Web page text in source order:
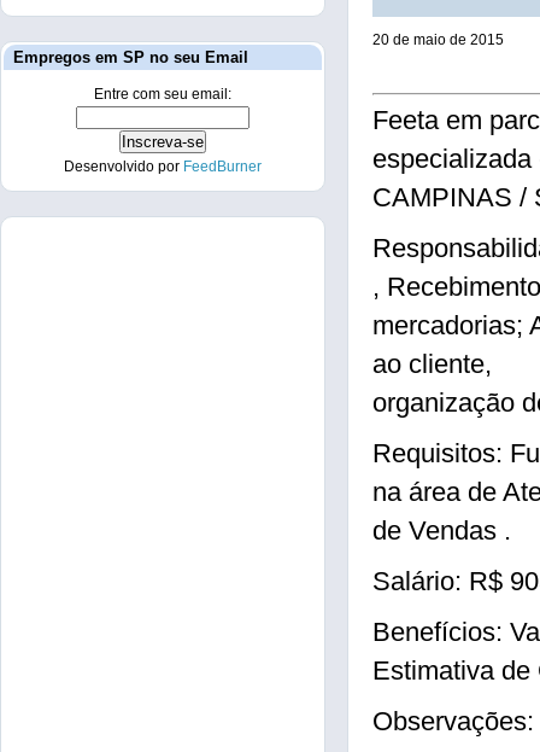
20 de maio de 2015
Feeta em
CAMPINAS /
,
mercadorias;
ao cliente,
organização
Requisitos:
na área de
de Vendas .
Salário: R$
Benefícios:
Estimativa de
Empregos em SP no seu Email
Entre com seu email:
Desenvolvido por FeedBurner